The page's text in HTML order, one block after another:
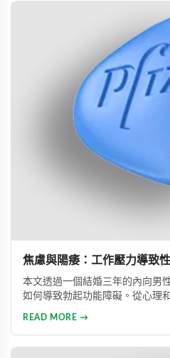
焦慮與陽痿：工作壓力導致
本文透過一個結婚三年的內向男
如何導致勃起功能障礙。從心理
READ MORE →